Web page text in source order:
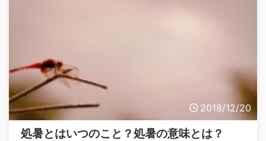
2018/12/20
処暑とはいつのこと？処暑の意味とは？